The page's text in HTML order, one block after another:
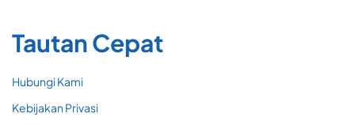
Tautan Cepat
Hubungi Kami
Kebijakan Privasi